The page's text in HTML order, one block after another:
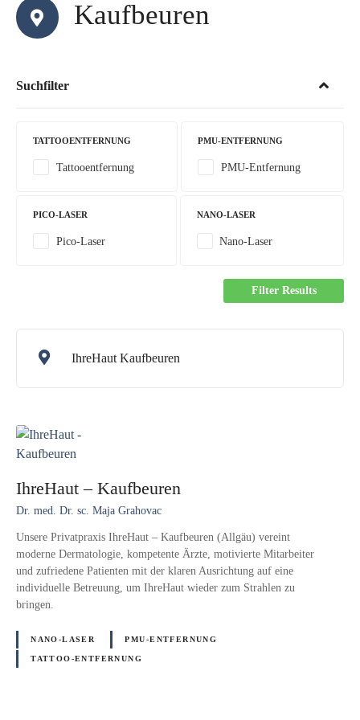
Kaufbeuren
Suchfilter
TATTOOENTFERNUNG
Tattooentfernung
PMU-ENTFERNUNG
PMU-Entfernung
PICO-LASER
Pico-Laser
NANO-LASER
Nano-Laser
Filter Results
IhreHaut Kaufbeuren
IhreHaut – Kaufbeuren
Dr. med. Dr. sc. Maja Grahovac
Unsere Privatpraxis IhreHaut – Kaufbeuren (Allgäu) vereint
moderne Dermatologie, kompetente Ärzte, motivierte Mitarbeiter
und zufriedene Patienten mit der klaren Ausrichtung auf eine
individuelle Betreuung, um IhreHaut wieder zum Strahlen zu
bringen.
NANO-LASER PMU-ENTFERNUNG
TATTOO-ENTFERNUNG